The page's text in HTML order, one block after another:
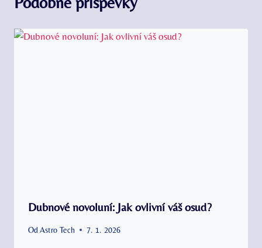
Dubnové novoluní: Jak ovlivní váš osud?
Od Astro Tech 7. 1. 2026